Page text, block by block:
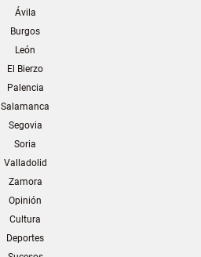
Ávila
Burgos
León
El Bierzo
Palencia
Salamanca
Segovia
Soria
Valladolid
Zamora
Opinión
Cultura
Deportes